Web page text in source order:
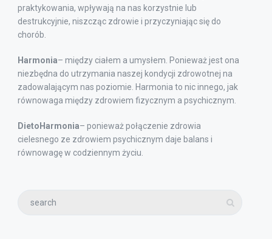
praktykowania, wpływają na nas korzystnie lub
destrukcyjnie, niszcząc zdrowie i przyczyniając się do
chorób.
Harmonia– między ciałem a umysłem. Ponieważ jest ona
niezbędna do utrzymania naszej kondycji zdrowotnej na
zadowalającym nas poziomie. Harmonia to nic innego, jak
równowaga między zdrowiem fizycznym a psychicznym.
DietoHarmonia– ponieważ połączenie zdrowia
cielesnego ze zdrowiem psychicznym daje balans i
równowagę w codziennym życiu.